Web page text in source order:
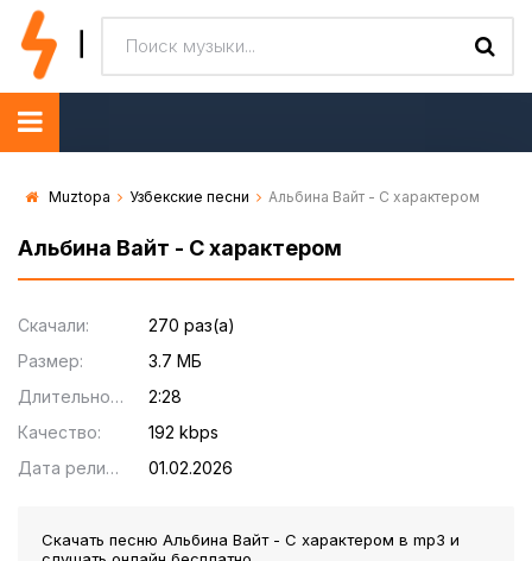
Muztopa Узбекские песни Альбина Вайт - С характером
Альбина Вайт - С характером
Скачали:
270 раз(а)
Размер:
3.7 МБ
Длительность:
2:28
Качество:
192 kbps
Дата релиза:
01.02.2026
Скачать песню Альбина Вайт - С характером в mp3 и